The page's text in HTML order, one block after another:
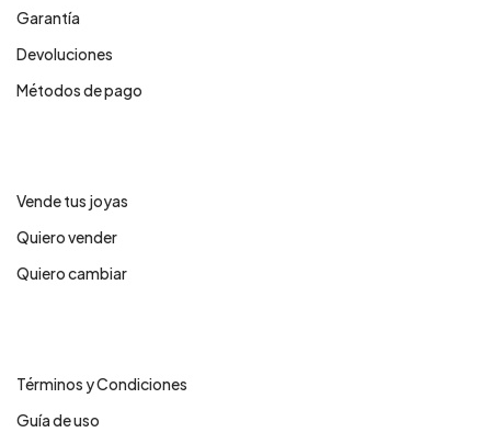
Garantía
Devoluciones
Métodos de pago
Vende tus joyas
Quiero vender
Quiero cambiar
Términos y Condiciones
Guía de uso